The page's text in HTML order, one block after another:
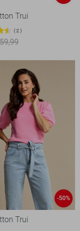
Trui
2
59,99
-50%
Trui